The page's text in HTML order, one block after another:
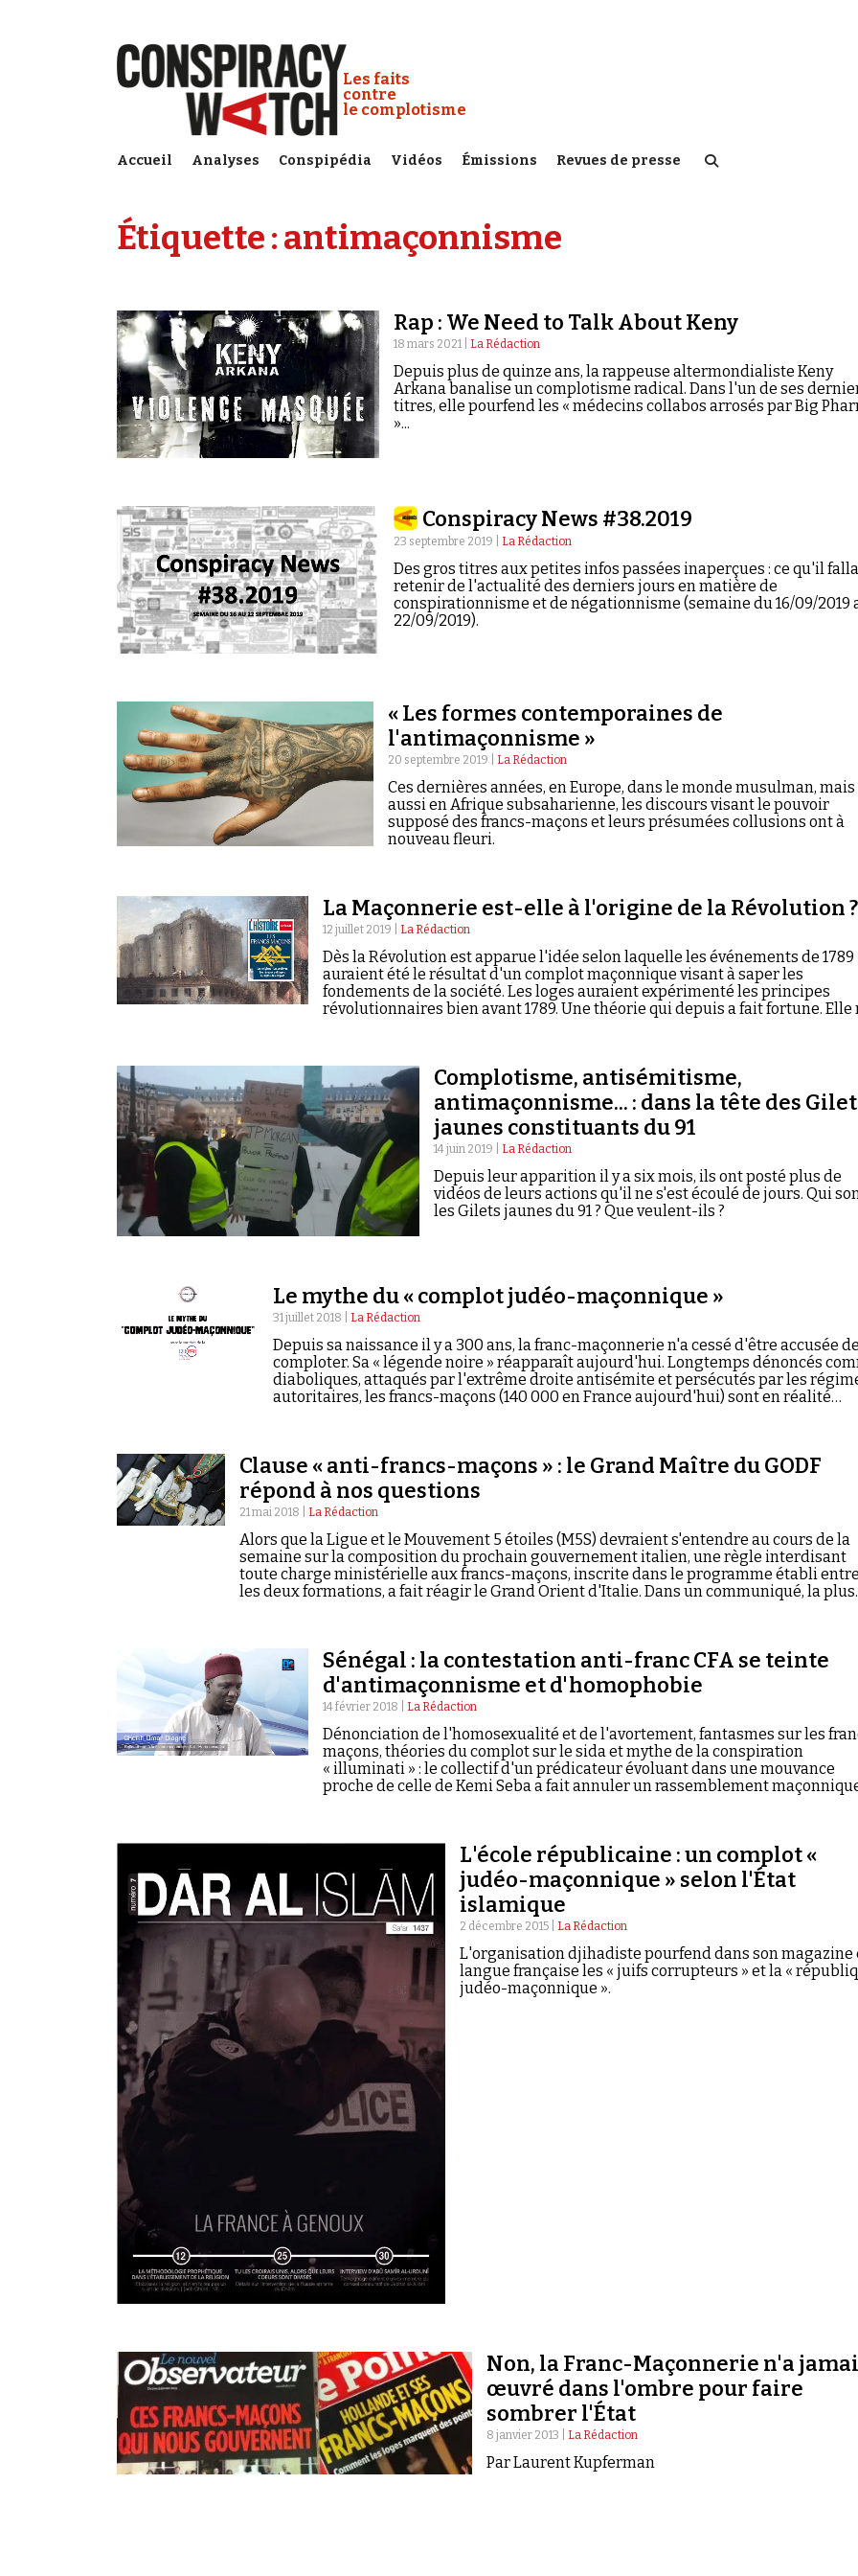
Conspiracy Watch :
Les faits
contre
le complotisme
Accueil Analyses Conspipédia Vidéos Émissions Revues de presse
Étiquette :antimaçonnisme
Rap : We Need to Talk About Keny
18 mars 2021 | La Rédaction
Depuis plus de quinze ans, la rappeuse altermondialiste Keny
Arkana banalise un complotisme radical. Dans l'un de ses
titres, elle pourfend les « médecins collabos arrosés par Big
»...
Conspiracy News #38.2019
23 septembre 2019 | La Rédaction
Des gros titres aux petites infos passées inaperçues : ce qu'il
retenir de l'actualité des derniers jours en matière de
conspirationnisme et de négationnisme (semaine du 16/09/2019
22/09/2019).
« Les formes contemporaines de
l'antimaçonnisme »
20 septembre 2019 | La Rédaction
Ces dernières années, en Europe, dans le monde musulman, mais
aussi en Afrique subsaharienne, les discours visant le pouvoir
supposé des francs-maçons et leurs présumées collusions ont à
nouveau fleuri.
La Maçonnerie est-elle à l'origine de la Révolution ?
12 juillet 2019 | La Rédaction
Dès la Révolution est apparue l'idée selon laquelle les événements de 1789
auraient été le résultat d'un complot maçonnique visant à saper les
fondements de la société. Les loges auraient expérimenté les principes
révolutionnaires bien avant 1789. Une théorie qui depuis a fait fortune. Elle
Complotisme, antisémitisme,
antimaçonnisme... : dans la tête des
jaunes constituants du 91
14 juin 2019 | La Rédaction
Depuis leur apparition il y a six mois, ils ont posté plus de
vidéos de leurs actions qu'il ne s'est écoulé de jours. Qui
les Gilets jaunes du 91 ? Que veulent-ils ?
Le mythe du « complot judéo-maçonnique »
31 juillet 2018 | La Rédaction
Depuis sa naissance il y a 300 ans, la franc-maçonnerie n'a cessé d'être accusée de
comploter. Sa « légende noire » réapparaît aujourd'hui. Longtemps dénoncés
diaboliques, attaqués par l'extrême droite antisémite et persécutés par les
autoritaires, les francs-maçons (140 000 en France aujourd'hui) sont en réalité
Clause « anti-francs-maçons » : le Grand Maître du GODF
répond à nos questions
21 mai 2018 | La Rédaction
Alors que la Ligue et le Mouvement 5 étoiles (M5S) devraient s'entendre au cours de la
semaine sur la composition du prochain gouvernement italien, une règle interdisant
toute charge ministérielle aux francs-maçons, inscrite dans le programme établi entre
les deux formations, a fait réagir le Grand Orient d'Italie. Dans un communiqué, la plus
répondre à nos questions.
Sénégal : la contestation anti-franc CFA se teinte
d'antimaçonnisme et d'homophobie
14 février 2018 | La Rédaction
Dénonciation de l'homosexualité et de l'avortement, fantasmes sur les
maçons, théories du complot sur le sida et mythe de la conspiration
« illuminati » : le collectif d'un prédicateur évoluant dans une mouvance
proche de celle de Kemi Seba a fait annuler un rassemblement
L'école républicaine : un complot «
judéo-maçonnique » selon l'État
islamique
2 décembre 2015 | La Rédaction
L'organisation djihadiste pourfend dans son magazine
langue française les « juifs corrupteurs » et la «
judéo-maçonnique ».
Non, la Franc-Maçonnerie n'a
œuvré dans l'ombre pour faire
sombrer l'État
8 janvier 2013 | La Rédaction
Par Laurent Kupferman